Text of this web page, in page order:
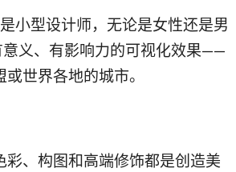
小型设计师，无论是女性还是男
义、有影响力的可视化效果——
世界各地的城市。
、构图和高端修饰都是创造美